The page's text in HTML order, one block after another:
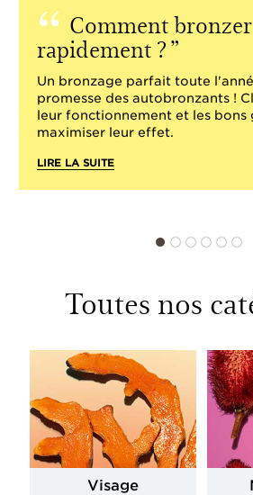
Comment bronzer
rapidement ?
Un bronzage parfait toute
promesse des autobronzants !
leur fonctionnement et les bons
maximiser leur effet.
LIRE LA SUITE
Toutes nos
Visage